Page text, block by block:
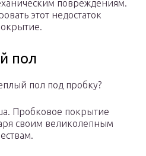
повреждениям.
этот недостаток
пол
пол под пробку?
Пробковое покрытие
своим великолепным